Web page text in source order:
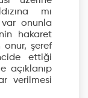
mı
var onunla
hakaret
şeref
ettiği
açıklanıp
verilmesi